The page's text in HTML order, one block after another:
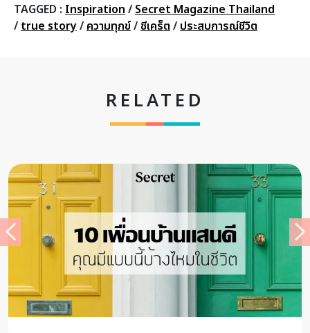
TAGGED : Inspiration / Secret Magazine Thailand
/ true story/ ความทุกข์/ซีเคร็ต / ประสบการณ์ชีวิต
RELATED